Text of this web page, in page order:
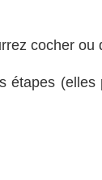
cocher ou
étapes (elles